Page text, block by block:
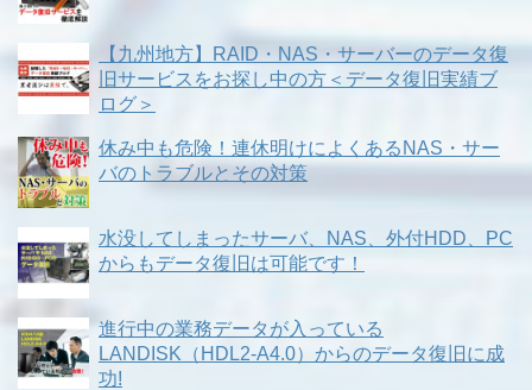
【九州地方】RAID・NAS・サーバーのデータ復
旧サービスをお探し中の方＜データ復旧実績ブ
ログ＞
休み中も危険！連休明けによくあるNAS・サー
バのトラブルとその対策
水没してしまったサーバ、NAS、外付HDD、PC
からもデータ復旧は可能です！
進行中の業務データが入っている
LANDISK（HDL2-A4.0）からのデータ復旧に成
功!